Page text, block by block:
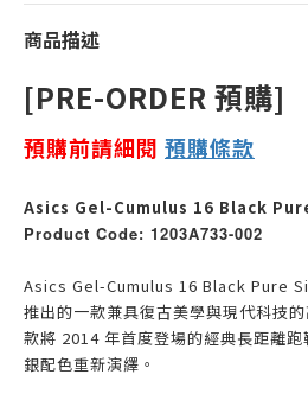
商品描述
[PRE-ORDER 預購]
預購前請細閱 預購條款
Asics Gel-Cumulus 16 Black
Product Code: 1203A733-002
Asics Gel-Cumulus 16 Black Pure
推出的一款兼具復古美學與現代科技
款將 2014 年首度登場的經典長距離
銀配色重新演繹。